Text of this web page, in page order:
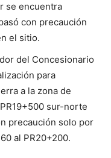
se encuentra
con precaución
el sitio.
del Concesionario
para
a la zona de
sur-norte
precaución solo por
al PR20+200.